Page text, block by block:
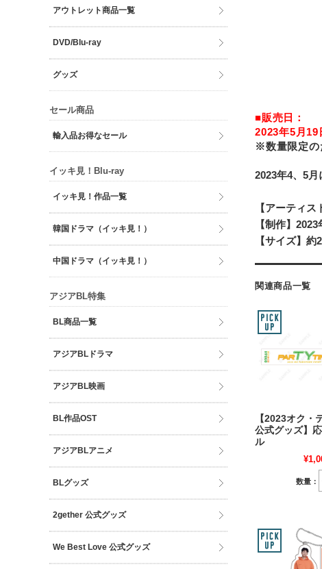
■販売日：
2023年5月19
※数量限定の
2023年4、5
【アーティ
【制作】2023
【サイズ】
関連商品一覧
【2023オク・
公式グッズ】
ル
数量：
アウトレット商品一覧
DVD/Blu-ray
グッズ
セール商品
輸入品お得なセール
イッキ見！Blu-ray
イッキ見！作品一覧
韓国ドラマ（イッキ見！）
中国ドラマ（イッキ見！）
アジアBL特集
BL商品一覧
アジアBLドラマ
アジアBL映画
BL作品OST
アジアBLアニメ
BLグッズ
2gether 公式グッズ
We Best Love 公式グッズ